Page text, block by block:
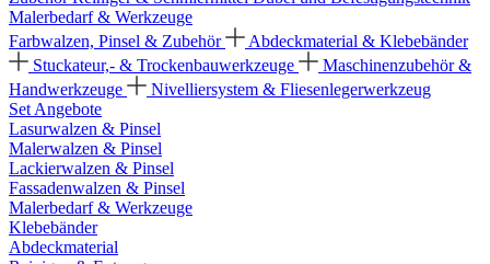
Malerbedarf & Werkzeuge
Farbwalzen, Pinsel & Zubehör
Abdeckmaterial & Klebebänder
Stuckateur,- & Trockenbauwerkzeuge
Maschinenzubehör &
Handwerkzeuge
Nivelliersystem & Fliesenlegerwerkzeug
Set Angebote
Lasurwalzen & Pinsel
Malerwalzen & Pinsel
Lackierwalzen & Pinsel
Fassadenwalzen & Pinsel
Malerbedarf & Werkzeuge
Klebebänder
Abdeckmaterial